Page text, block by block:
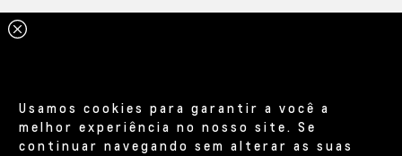
Usamos cookies para garantir a você a
melhor experiência no nosso site. Se
continuar navegando sem alterar as suas